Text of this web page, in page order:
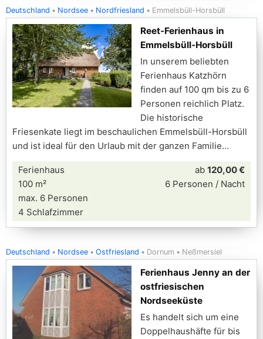
Deutschland Nordsee Nordfriesland Emmelsbüll-Horsbüll
Reet-Ferienhaus in
Emmelsbüll-Horsbüll
In unserem beliebten
Ferienhaus Katzhörn
finden auf 100 qm bis zu 6
Personen reichlich Platz.
Die historische
Friesenkate liegt im beschaulichen Emmelsbüll-Horsbüll
und ist ideal für den Urlaub mit der ganzen Familie
Ferienhaus
100 m²
max. 6 Personen
4 Schlafzimmer
ab 120,00 €
6 Personen / Nacht
Deutschland Nordsee Ostfriesland Dornum Neßmersiel
Ferienhaus Jenny an der
ostfriesischen
Nordseeküste
Es handelt sich um eine
Doppelhaushäfte für bis